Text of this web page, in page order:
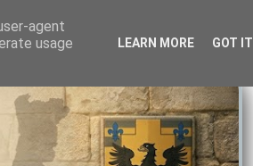
LENDAS
agent
usage
LEARN MORE GOT IT